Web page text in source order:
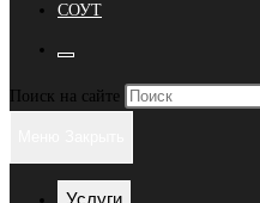
СОУТ
Поиск на сайте
Услуги